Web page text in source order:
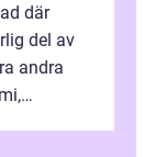
där
del av
andra